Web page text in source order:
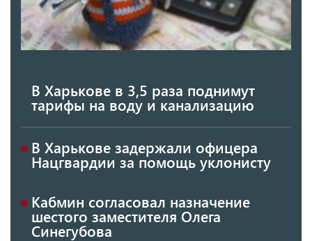
В Харькове в 3,5 раза поднимут
тарифы на воду и канализацию
В Харькове задержали офицера
Нацгвардии за помощь уклонисту
Кабмин согласовал назначение
шестого заместителя Олега
Синегубова